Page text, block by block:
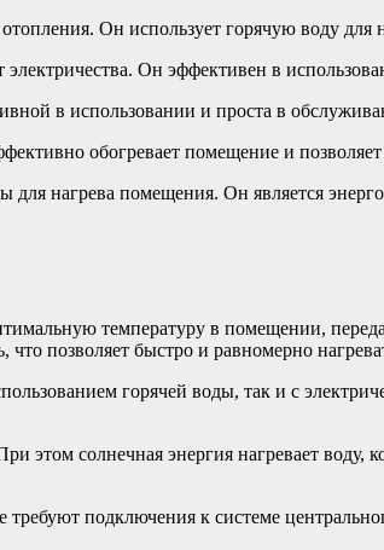
Он использует горячую воду
Он эффективен в
в использовании и проста в
обогревает помещение и
для нагрева помещения. Он является
температуру в помещении,
позволяет быстро и равномерно
горячей воды, так и с
этом солнечная энергия нагревает воду,
подключения к системе